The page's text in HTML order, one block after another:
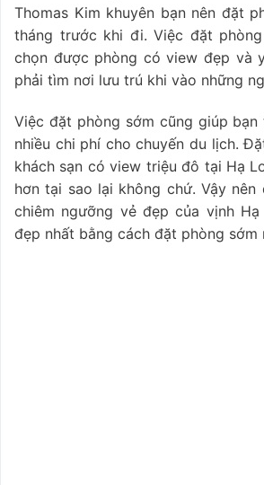
Thomas Kim khuyên bạn nên đặt
tháng trước khi đi. Việc đặt
chọn được phòng có view đẹp và
phải tìm nơi lưu trú khi vào những
Việc đặt phòng sớm cũng giúp
nhiều chi phí cho chuyến du lịch.
khách sạn có view triệu đô tại Hạ
hơn tại sao lại không chứ. Vậy
chiêm ngưỡng vẻ đẹp của vịnh
đẹp nhất bằng cách đặt phòng sớm